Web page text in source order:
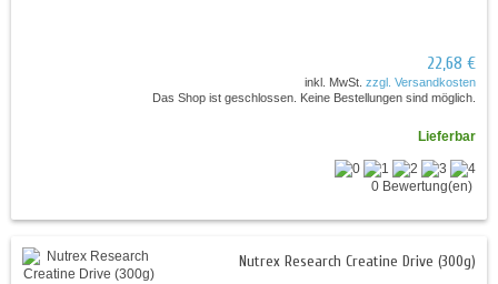
22,68 €
inkl. MwSt. zzgl. Versandkosten
Das Shop ist geschlossen. Keine Bestellungen sind möglich.
Lieferbar
0 Bewertung(en)
Nutrex Research Creatine Drive (300g)